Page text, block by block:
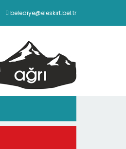
belediye@eleskirt.bel.tr